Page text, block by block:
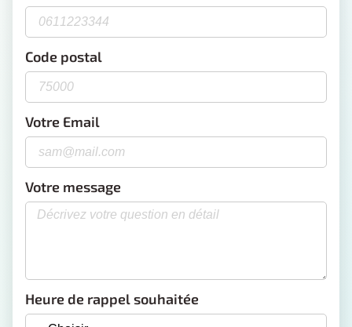
Code postal
Votre Email
Votre message
Heure de rappel souhaitée